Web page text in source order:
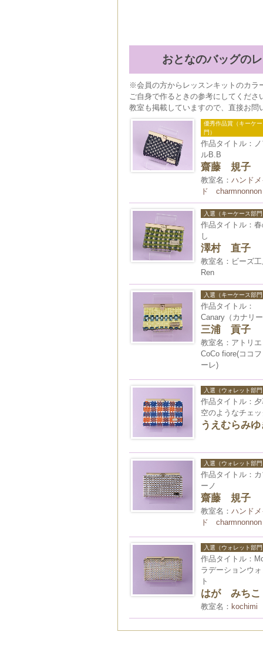
おとなのバッグの
※会員の方からレッスンキットのカラ
ご自身で作るときの参考にしてくださ
教室も掲載していますので、直接お問
優秀作品賞（キーケ
門）
作品タイトル：
ルB.B
齋藤 規子
教室名： ハンド
ド charmnonnon
入選（キーケース部
作品タイトル：
し
澤村 直子
教室名：ビーズ
Ren
入選（キーケース部
作品タイトル：
Canary（カナリ
三浦 貢子
教室名：アトリエ
CoCo fiore(ココ
ーレ)
入選（ウォレット部
作品タイトル：
空のようなチェ
うえむらみゆ
入選（ウォレット部
作品タイトル：
ーノ
齋藤 規子
教室名： ハンド
ド charmnonnon
入選（ウォレット部
作品タイトル：
ラデーションウ
ト
はが みちこ
教室名： kochimi